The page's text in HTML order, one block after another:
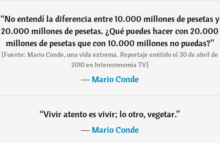
“No entendí la diferencia entre 10.000 millones de pesetas y
20.000 millones de pesetas. ¿Qué puedes hacer con 20.000
millones de pesetas que con 10.000 millones no puedas?”
[Fuente: Mario Conde, una vida extrema. Reportaje emitido el 30 de abril de
2010 en Intereconomía TV]
―Mario Conde
“Vivir atento es vivir; lo otro, vegetar.”
―Mario Conde